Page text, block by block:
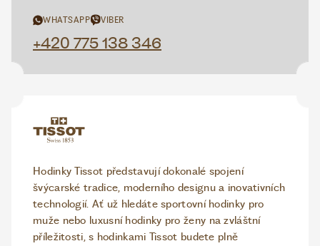
WHATSAPP VIBER
+420 775 138 346
Hodinky Tissot představují dokonalé spojení
švýcarské tradice, moderního designu a inovativních
technologií. Ať už hledáte sportovní hodinky pro
muže nebo luxusní hodinky pro ženy na zvláštní
příležitosti, s hodinkami Tissot budete plně